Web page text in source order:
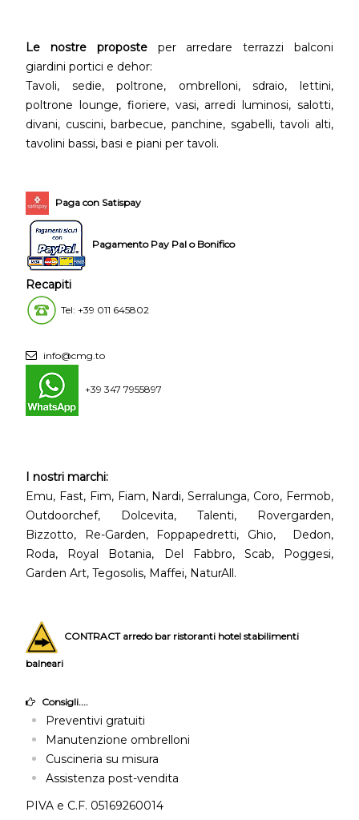
Le nostre proposteper arredare terrazzi balconi
giardini portici e dehor:
Tavoli, sedie, poltrone, ombrelloni, sdraio, lettini,
poltrone lounge, fioriere, vasi, arredi luminosi, salotti,
divani, cuscini, barbecue, panchine, sgabelli, tavoli alti,
tavolini bassi, basi e piani per tavoli.
Paga con Satispay
Pagamento Pay Pal o Bonifico
Recapiti
Tel: +39 011 645802
info@cmg.to
+39 347 7955897
I nostri marchi:
Emu, Fast, Fim, Fiam, Nardi, Serralunga, Coro, Fermob,
Outdoorchef, Dolcevita, Talenti, Rovergarden,
Bizzotto, Re-Garden, Foppapedretti, Ghio, Dedon,
Roda, Royal Botania, Del Fabbro, Scab, Poggesi,
Garden Art, Tegosolis, Maffei, NaturAll.
CONTRACT arredo bar ristoranti hotel stabilimenti
balneari
Consigli....
Preventivi gratuiti
Manutenzione ombrelloni
Cuscineria su misura
Assistenza post-vendita
PIVA e C.F. 05169260014